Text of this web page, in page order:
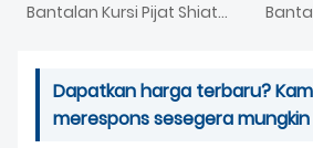
Bantalan Kursi Pijat Shiatsu Dengan Panas
Dapatkan harga terbaru?
merespons sesegera mungkin